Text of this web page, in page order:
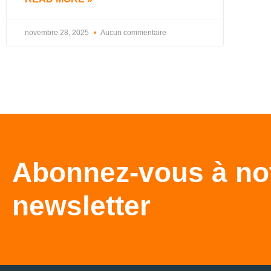
novembre 28, 2025 Aucun commentaire
Abonnez-vous à
newsletter